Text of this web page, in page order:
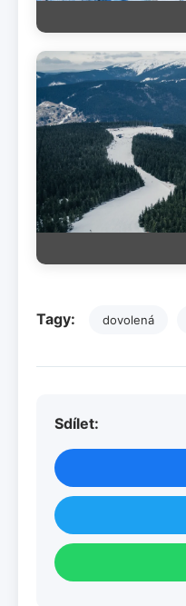
Tagy: dovolená
Sdílet: